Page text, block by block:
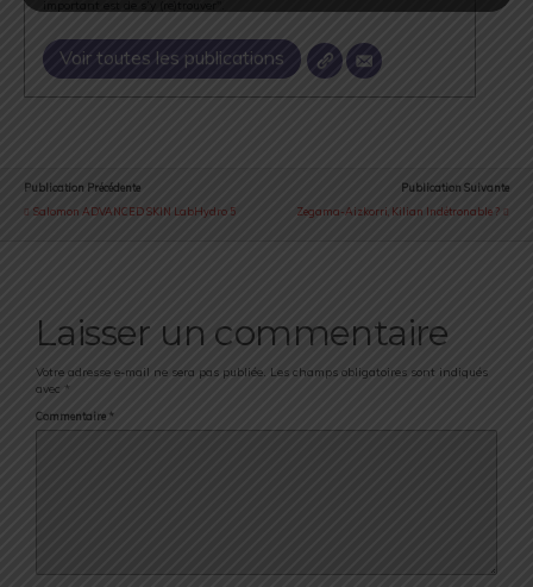
Voir toutes les publications
Publication Précédente
Salomon ADVANCED SKIN LabHydro 5
Publication Suivante
Zegama-Aizkorri, Kilian Indétronable ?
Laisser un commentaire
Votre adresse e-mail ne sera pas publiée. Les champs obligatoires sont indiqués
avec *
Commentaire *